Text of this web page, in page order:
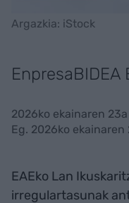
Argazkia: iStock
EnpresaBIDEA
2026ko ekainaren 23a
Eg. 2026ko ekainaren
EAEko Lan
irregulartasunak